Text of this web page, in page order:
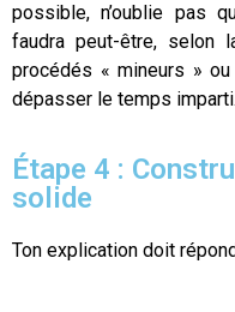
possible, n’oublie pas
faudra peut-être, selon
procédés « mineurs »
dépasser le temps imparti.
Étape 4 :
solide
Ton explication doit